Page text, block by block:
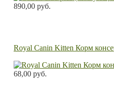
890,00 руб.
Royal Canin Kitten Корм
68,00 руб.